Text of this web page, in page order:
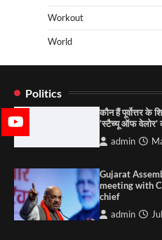
Workout
World
Politics
कौन हैं पूर्वोत्तर के
‘स्टैच्यू ऑफ वेलोर’
admin
Gujarat
meeting with
chief
admin